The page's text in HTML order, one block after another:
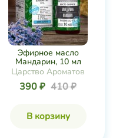
Эфирное масло
Мандарин, 10 мл
Царство Ароматов
390 ₽ 410 ₽
В корзину